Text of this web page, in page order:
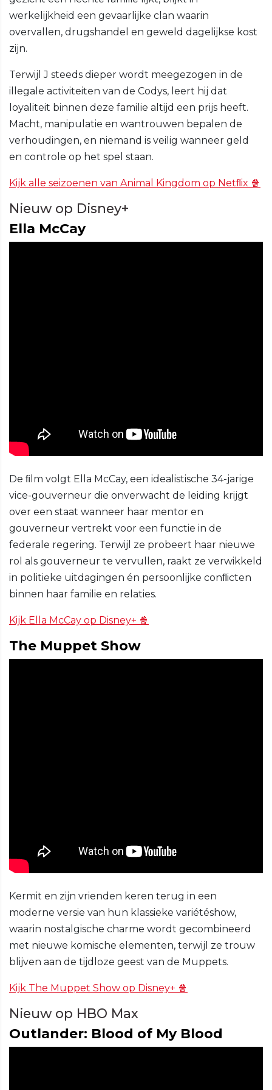
werkelijkheid een gevaarlijke clan waarin
overvallen, drugshandel en geweld dagelijkse kost
zijn.
Terwijl J steeds dieper wordt meegezogen in de
illegale activiteiten van de Codys, leert hij dat
loyaliteit binnen deze familie altijd een prijs heeft.
Macht, manipulatie en wantrouwen bepalen de
verhoudingen, en niemand is veilig wanneer geld
en controle op het spel staan.
Kijk alle seizoenen van Animal Kingdom op Netﬂix 🍿
Nieuw op Disney+
Ella McCay
De ﬁlm volgt Ella McCay, een idealistische 34-jarige
vice-gouverneur die onverwacht de leiding krijgt
over een staat wanneer haar mentor en
gouverneur vertrekt voor een functie in de
federale regering. Terwijl ze probeert haar nieuwe
rol als gouverneur te vervullen, raakt ze verwikkeld
in politieke uitdagingen én persoonlijke conﬂicten
binnen haar familie en relaties.
Kijk Ella McCay op Disney+ 🍿
The Muppet Show
Kermit en zijn vrienden keren terug in een
moderne versie van hun klassieke variétéshow,
waarin nostalgische charme wordt gecombineerd
met nieuwe komische elementen, terwijl ze trouw
blijven aan de tijdloze geest van de Muppets.
Kijk The Muppet Show op Disney+ 🍿
Nieuw op HBO Max
Outlander: Blood of My Blood